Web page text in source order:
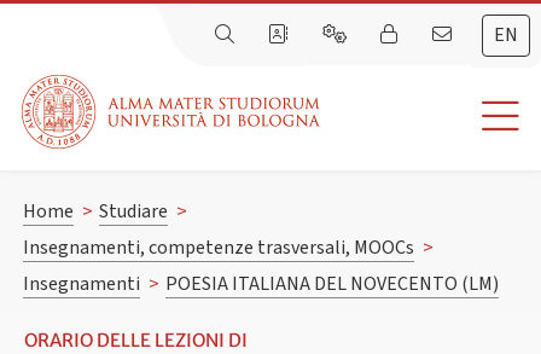
EN
Home > Studiare >
Insegnamenti, competenze trasversali, MOOCs >
Insegnamenti > POESIA ITALIANA DEL NOVECENTO (LM)
ORARIO DELLE LEZIONI DI